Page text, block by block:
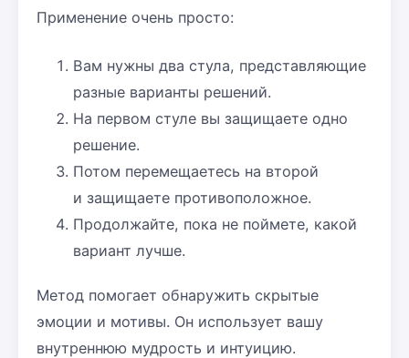
Применение очень просто:
Вам нужны два стула, представляющие
разные варианты решений.
На первом стуле вы защищаете одно
решение.
Потом перемещаетесь на второй
и защищаете противоположное.
Продолжайте, пока не поймете, какой
вариант лучше.
Метод помогает обнаружить скрытые
эмоции и мотивы. Он использует вашу
внутреннюю мудрость и интуицию.